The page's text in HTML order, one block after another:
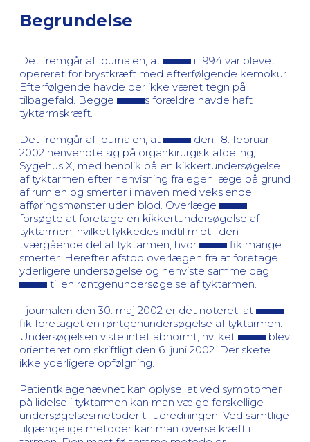
Begrundelse
Det fremgår af journalen, at
i 1994 var blevet
opereret for brystkræft med efterfølgende kemokur.
Efterfølgende havde der ikke været tegn på
tilbagefald. Begge
s forældre havde haft
tyktarmskræft.
Det fremgår af journalen, at
den 18. februar
2002 henvendte sig på organkirurgisk afdeling,
Sygehus X, med henblik på en kikkertundersøgelse
af tyktarmen efter henvisning fra egen læge på grund
af rumlen og smerter i maven med vekslende
afføringsmønster uden blod. Overlæge
forsøgte at foretage en kikkertundersøgelse af
tyktarmen, hvilket lykkedes indtil midt i den
tværgående del af tyktarmen, hvor
fik mange
smerter. Herefter afstod overlægen fra at foretage
yderligere undersøgelse og henviste samme dag
til en røntgenundersøgelse af tyktarmen.
I journalen den 30. maj 2002 er det noteret, at
fik foretaget en røntgenundersøgelse af tyktarmen.
Undersøgelsen viste intet abnormt, hvilket
blev
orienteret om skriftligt den 6. juni 2002. Der skete
ikke yderligere opfølgning.
Patientklagenævnet kan oplyse, at ved symptomer
på lidelse i tyktarmen kan man vælge forskellige
undersøgelsesmetoder til udredningen. Ved samtlige
tilgængelige metoder kan man overse kræft i